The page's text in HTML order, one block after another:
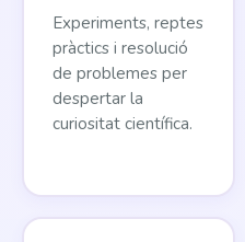
Experiments, reptes
pràctics i resolució
de problemes per
despertar la
curiositat científica.